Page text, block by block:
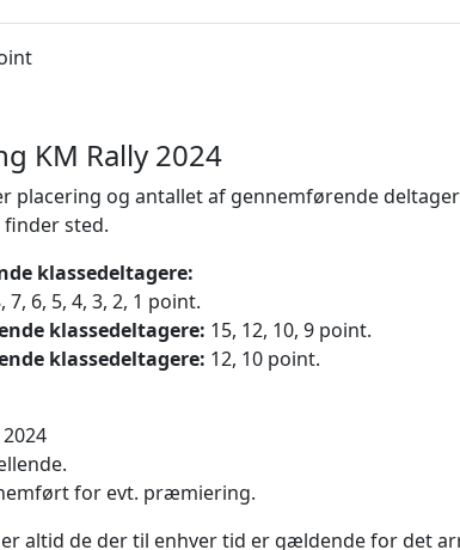
KM Rally 2024
placering og antallet af gennemførende
sted.
klassedeltagere:
7, 6, 5, 4, 3, 2, 1 point.
klassedeltagere: 15, 12, 10, 9 point.
klassedeltagere: 12, 10 point.
for evt. præmiering.
altid de der til enhver tid er gældende for det